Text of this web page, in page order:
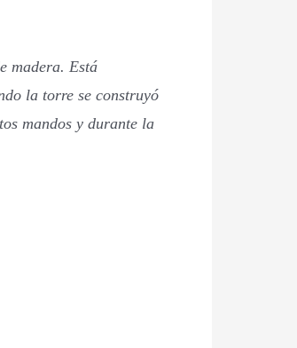
madera. Está
la torre se construyó
mandos y durante la